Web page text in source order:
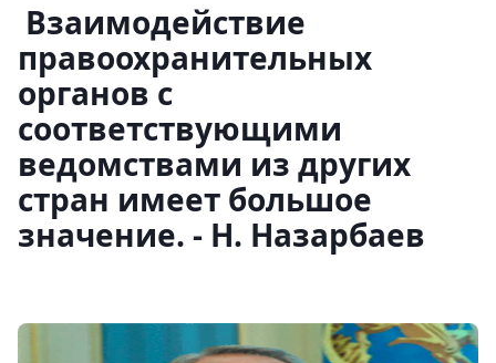
Взаимодействие
правоохранительных
органов с
соответствующими
ведомствами из других
стран имеет большое
значение. - Н. Назарбаев